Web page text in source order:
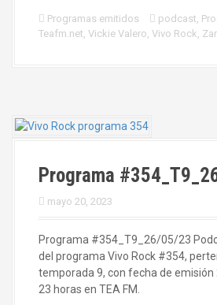
Programas emitidos podcast,
Teafm.net, Vickie Valero, Vivo Rock,
Programa
mayo 20, 2023
Programa #354_T9_26/05/23
del programa Vivo Rock #354,
temporada 9, con fecha de
23 horas en TEA FM.